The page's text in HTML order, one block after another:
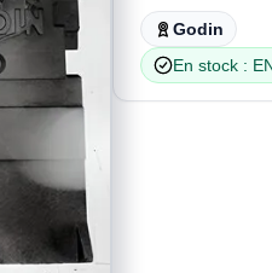
Godin
En stock :